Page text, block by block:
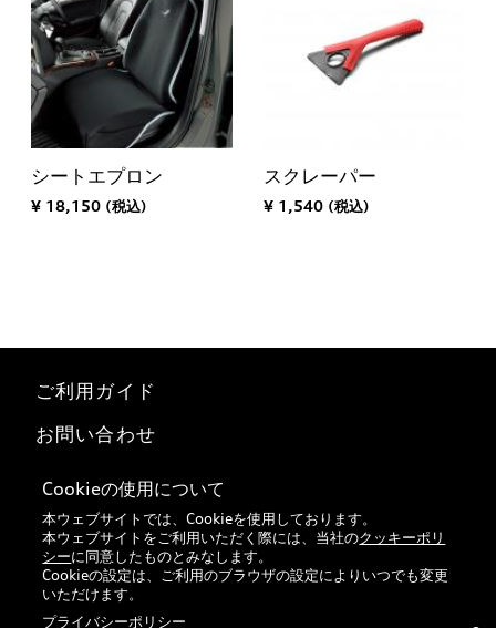
シートエプロン
¥ 18,150 (税込)
スクレーパー
¥ 1,540 (税込)
ご利用ガイド
お問い合わせ
マイページ
特定商取引法に基づく表記
Audi正規ディーラー検索
Cookieの使用について
本ウェブサイトでは、Cookieを使用しております。
本ウェブサイトをご利用いただく際には、当社のクッキーポリ
シーに同意したものとみなします。
Cookieの設定は、ご利用のブラウザの設定によりいつでも変更
いただけます。
プライバシーポリシー